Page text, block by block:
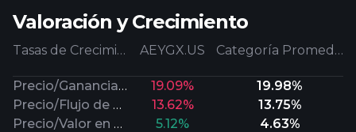
Valoración y Crecimiento
Tasas de Crecimiento AEYGX.US Categoría Promedio
Precio/Ganancias Futuras 19.09%
19.98%
Precio/Flujo de Efectivo
13.62%
13.75%
Precio/Valor en Libros
5.12%
4.63%